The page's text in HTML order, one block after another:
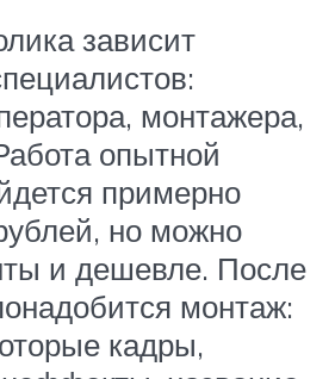
зависит
монтажера,
опытной
примерно
но можно
и дешевле. После
монтаж:
кадры,